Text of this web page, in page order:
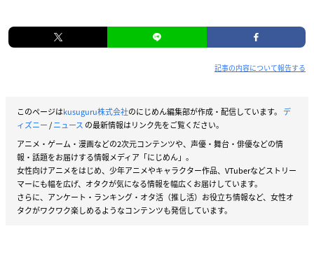
記事の内容について報告する
このページはkusuguru株式会社のにじめん編集部が作成・配信しています。 デ
ィズニー/ニュース の最新情報はリンク先をご覧ください。
アニメ・ゲーム・漫画などの2次元コンテンツや、声優・舞台・俳優などの情
報・話題をお届けする情報メディア「にじめん」。
女性向けアニメをはじめ、少年アニメやキャラクター作品、VTuberなどストリー
マーにも幅を広げ、オタクが気になる情報を幅広くお届けしています。
さらに、アンケート・ランキング・オタ活（推し活）お役立ち情報など、女性オ
タクがワクワク楽しめるようなコンテンツも発信しています。